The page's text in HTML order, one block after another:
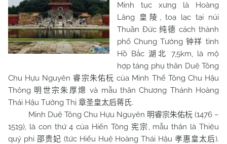
Minh tục xưng là Hoàng
Lăng
皇陵 , toạ lạc tại núi
Thuần Đức纯德 cách thành
phố Chung Tường 钟祥 tỉnh
Hồ Bắc 湖北
7,5km, là mộ
hợp táng phụ thân Duệ Tông
Chu Hựu Nguyên睿宗朱佑杬 của Minh Thế Tông Chu Hậu
Thông 明世宗朱厚熜 và mẫu thân Chương Thánh Hoàng
Thái Hậu Tưởng Thị 章圣皇太后蒋氏.
Minh Duệ Tông Chu Hựu Nguyên 明睿宗朱佑杬 (1476 –
1519), là con thứ 4 của Hiến Tông 宪宗 , mẫu thân là Thiệu
quý phi 邵贵妃 (tức Hiếu Huệ Hoàng Thái Hậu孝惠皇太后).